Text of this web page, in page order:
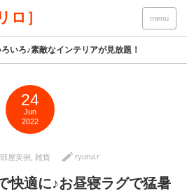
ロ］ menu
いろ♪素敵なインテリアが見放題！
24
Jun
2022
屋実例 雑貨 ryurui.r
快適に♪お昼寝ラグで猛暑